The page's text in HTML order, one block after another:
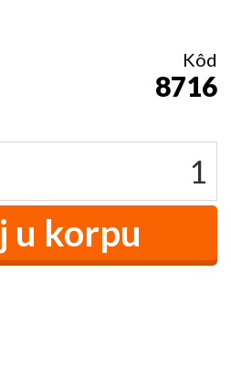
Kôd
8716